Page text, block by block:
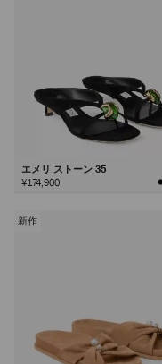
エメリ ストーン 35
¥174,900
新作